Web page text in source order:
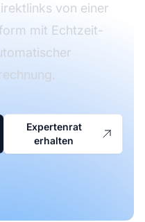
von einer
mit Echtzeit-
Expertenrat
erhalten